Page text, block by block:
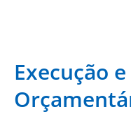
Execução